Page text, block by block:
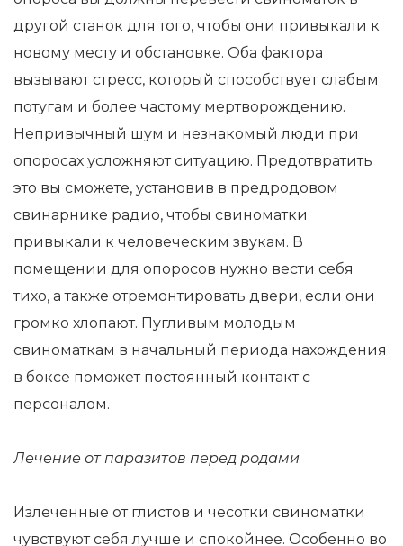
другой станок для того, чтобы они привыкали к
новому месту и обстановке. Оба фактора
вызывают стресс, который способствует слабым
потугам и более частому мертворождению.
Непривычный шум и незнакомый люди при
опоросах усложняют ситуацию. Предотвратить
это вы сможете, установив в предродовом
свинарнике радио, чтобы свиноматки
привыкали к человеческим звукам. В
помещении для опоросов нужно вести себя
тихо, а также отремонтировать двери, если они
громко хлопают. Пугливым молодым
свиноматкам в начальный периода нахождения
в боксе поможет постоянный контакт с
персоналом.
Лечение от паразитов перед родами
Излеченные от глистов и чесотки свиноматки
чувствуют себя лучше и спокойнее. Особенно во